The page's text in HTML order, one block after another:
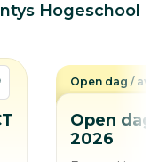
Hogeschool
Open dag
2026
Open dag /